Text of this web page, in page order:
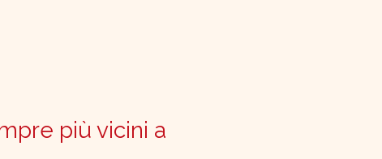
più vicini a